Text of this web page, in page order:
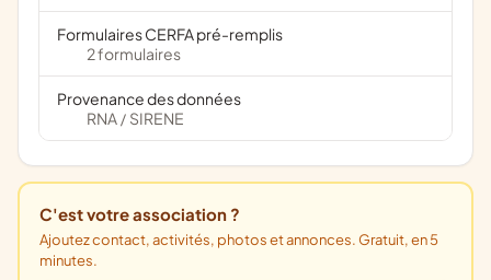
Formulaires CERFA pré-remplis
2 formulaires
Provenance des données
RNA / SIRENE
C'est votre association ?
Ajoutez contact, activités, photos et annonces. Gratuit, en 5
minutes.